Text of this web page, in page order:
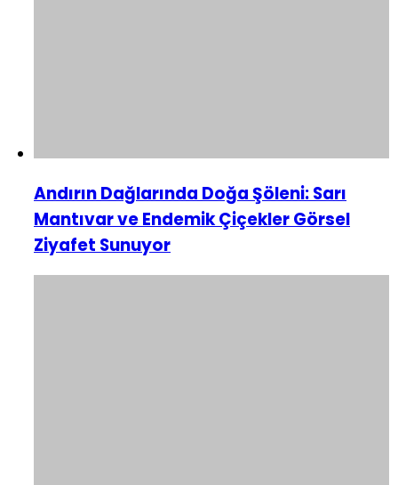
Andırın Dağlarında Doğa Şöleni: Sarı
Mantıvar ve Endemik Çiçekler Görsel
Ziyafet Sunuyor